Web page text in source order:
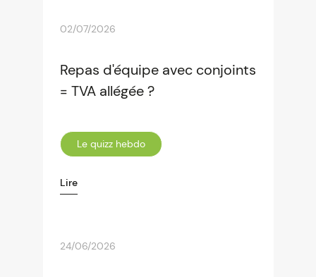
02/07/2026
Repas d'équipe avec conjoints
= TVA allégée ?
Le quizz hebdo
Lire
24/06/2026